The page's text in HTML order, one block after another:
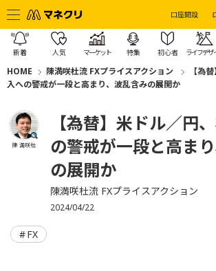
口座開設
新着 人気 マーケット 特集 初心者 ライフデザ
HOME 陳満咲杜流 FXプライスアクション
【為
入への警戒が一段と高まり、波乱含みの展開か
陳 満咲杜
【為替】米ドル／円
の警戒が一段と高ま
の展開か
陳満咲杜流 FXプライスアクション
2024/04/22
FX